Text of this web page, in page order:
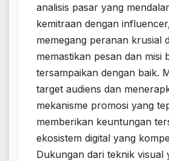
analisis pasar yang
kemitraan dengan
memegang peranan krusial
memastikan pesan dan misi
tersampaikan dengan baik.
target audiens dan
mekanisme promosi yang
memberikan keuntungan
ekosistem digital yang
Dukungan dari teknik visual